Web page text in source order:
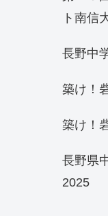
ト南信
長野中
築け！
築け！
長野県
2025